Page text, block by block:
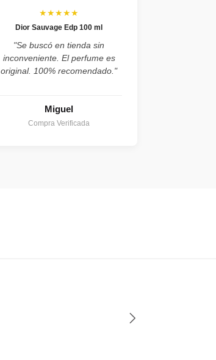
★★★★★
Dior Sauvage Edp 100 ml
"Se buscó en tienda sin
inconveniente. El perfume es
original. 100% recomendado."
Miguel
Compra Verificada